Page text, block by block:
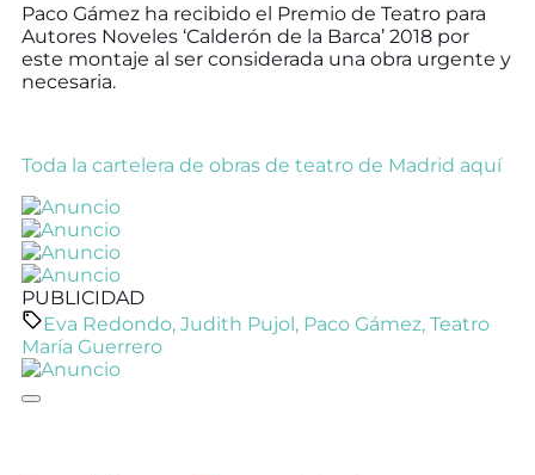
Paco Gámez ha recibido el Premio de Teatro para
Autores Noveles ‘Calderón de la Barca’ 2018 por
este montaje al ser considerada una obra urgente y
necesaria.
Toda la cartelera de obras de teatro de Madrid aquí
PUBLICIDAD
Eva Redondo, Judith Pujol, Paco Gámez, Teatro
María Guerrero